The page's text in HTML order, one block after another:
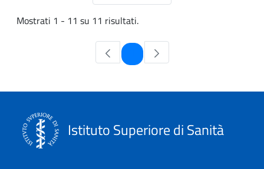
Mostrati 1 - 11 su 11 risultati.
Pagina
Istituto Superiore di Sanità